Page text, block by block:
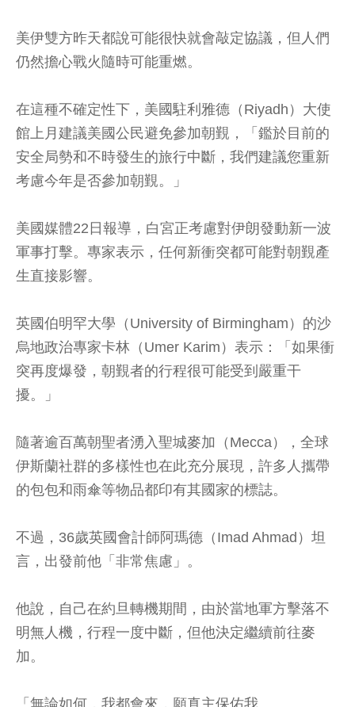
美伊雙方昨天都說可能很快就會敲定協議，但人們
仍然擔心戰火隨時可能重燃。
在這種不確定性下，美國駐利雅德（Riyadh）大使
館上月建議美國公民避免參加朝覲，「鑑於目前的
安全局勢和不時發生的旅行中斷，我們建議您重新
考慮今年是否參加朝覲。」
美國媒體22日報導，白宮正考慮對伊朗發動新一波
軍事打擊。專家表示，任何新衝突都可能對朝覲產
生直接影響。
英國伯明罕大學（University of Birmingham）的沙
烏地政治專家卡林（Umer Karim）表示：「如果衝
突再度爆發，朝覲者的行程很可能受到嚴重干
擾。」
隨著逾百萬朝聖者湧入聖城麥加（Mecca），全球
伊斯蘭社群的多樣性也在此充分展現，許多人攜帶
的包包和雨傘等物品都印有其國家的標誌。
不過，36歲英國會計師阿瑪德（Imad Ahmad）坦
言，出發前他「非常焦慮」。
他說，自己在約旦轉機期間，由於當地軍方擊落不
明無人機，行程一度中斷，但他決定繼續前往麥
加。
「無論如何，我都會來，願真主保佑我。